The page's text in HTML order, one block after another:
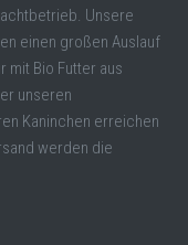
Unsere
einen großen Auslauf
mit Bio Futter aus
unseren
Kaninchen erreichen
werden die